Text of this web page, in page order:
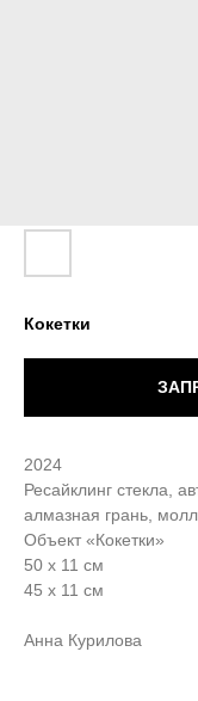
Кокетки
2024
Ресайклинг стекла,
алмазная грань,
Объект «Кокетки»
50 х 11 см
45 х 11 см
Анна Курилова